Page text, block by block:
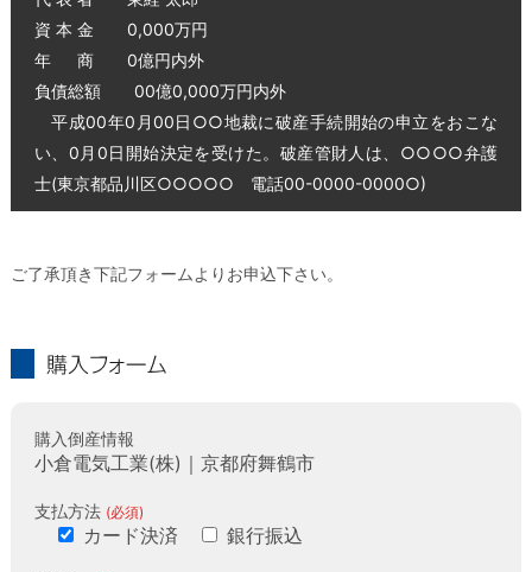
資 本 金 0,000万円
年 商 0億円内外
負債総額 00億0,000万円内外
平成00年0月00日○○地裁に破産手続開始の申立をおこな
い、0月0日開始決定を受けた。破産管財人は、○○○○弁護
士(東京都品川区○○○○○ 電話00-0000-0000○)
ご了承頂き下記フォームよりお申込下さい。
購入倒産情報
小倉電気工業(株)｜京都府舞鶴市
支払方法 (必須)
カード決済 銀行振込